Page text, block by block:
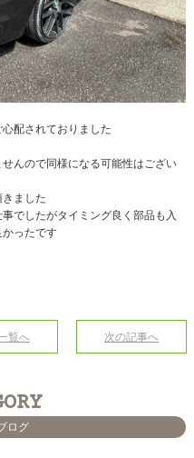
配されておりました
んので同様になる可能性はござい
ました
でしたがタイミング良く部品も入
ったです
覧へ 次の記事へ
ログ